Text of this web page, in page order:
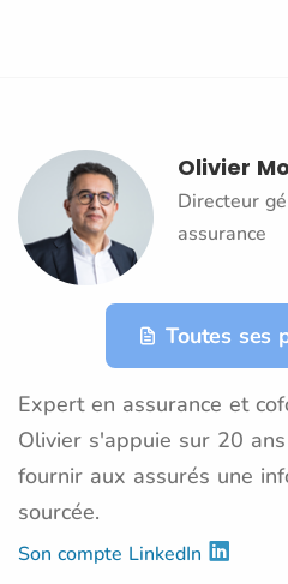
Olivier
Directeur
assurance
Toutes ses
Expert en assurance et
Olivier s'appuie sur 20
fournir aux assurés une
sourcée.
Son compte LinkedIn